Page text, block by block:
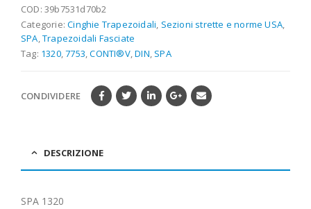
COD: 39b7531d70b2
Categorie:Cinghie Trapezoidali Sezioni strette e norme USA
SPA ,Trapezoidali Fasciate
Tag: 1320,7753 ,CONTI®V,DIN SPA
CONDIVIDERE
DESCRIZIONE
SPA 1320